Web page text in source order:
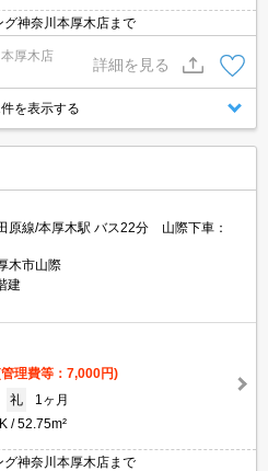
グ神奈川本厚木店まで
厚木店
詳細を見る
を表示する
原線/本厚木駅 バス22分 山際下車：
木市山際
建
理費等：7,000円)
礼
1ヶ月
52.75m²
グ神奈川本厚木店まで